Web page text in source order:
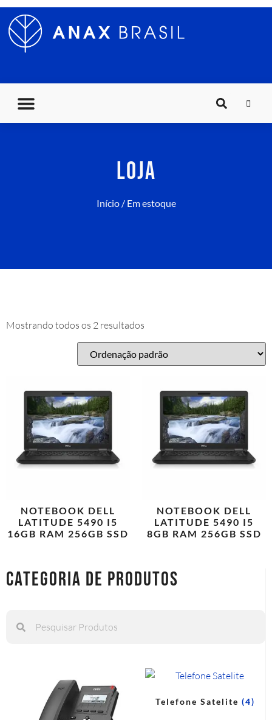
LOJA
Início/ Em estoque
categoria de produtos
Telefone Satelite (4)
Mostrando todos os 2 resultados
NOTEBOOK DELL
LATITUDE 5490 I5
16GB RAM 256GB SSD
NOTEBOOK DELL
LATITUDE 5490 I5
8GB RAM 256GB SSD